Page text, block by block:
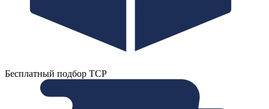
Бесплатный подбор ТСР